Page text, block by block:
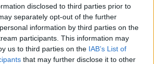
disclosed to third parties prior to
separately opt-out of the further
information by third parties on the
participants. This information may
us to third parties on the IAB’s List of
that may further disclose it to other